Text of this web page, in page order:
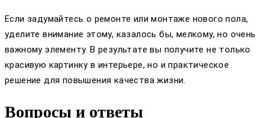
Если задумайтесь о ремонте или монтаже нового пола,
уделите внимание этому, казалось бы, мелкому, но очень
важному элементу. В результате вы получите не только
красивую картинку в интерьере, но и практическое
решение для повышения качества жизни.
Вопросы и ответы